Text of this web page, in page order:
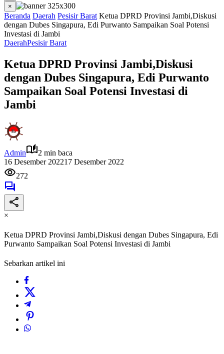
×
Beranda Daerah Pesisir Barat Ketua DPRD Provinsi Jambi,Diskusi
dengan Dubes Singapura, Edi Purwanto Sampaikan Soal Potensi
Investasi di Jambi
DaerahPesisir Barat
Ketua DPRD Provinsi Jambi,Diskusi
dengan Dubes Singapura, Edi Purwanto
Sampaikan Soal Potensi Investasi di
Jambi
Admin
2 min baca
16 Desember 202217 Desember 2022
272
×
Ketua DPRD Provinsi Jambi,Diskusi dengan Dubes Singapura, Edi
Purwanto Sampaikan Soal Potensi Investasi di Jambi
Sebarkan artikel ini